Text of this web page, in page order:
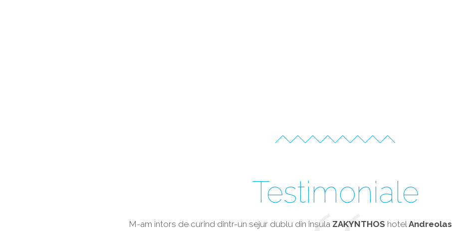
Testimoniale
M-am intors de curind dintr-un sejur dublu din insula ZAKYNTHOS hotelAndreolas
Zakynthos Cavo d’ oro